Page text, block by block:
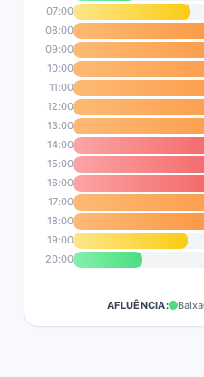
07:00
08:00
09:00
10:00
11:00
12:00
13:00
14:00
15:00
16:00
17:00
18:00
19:00
20:00
AFLUÊNCIA: Baixa